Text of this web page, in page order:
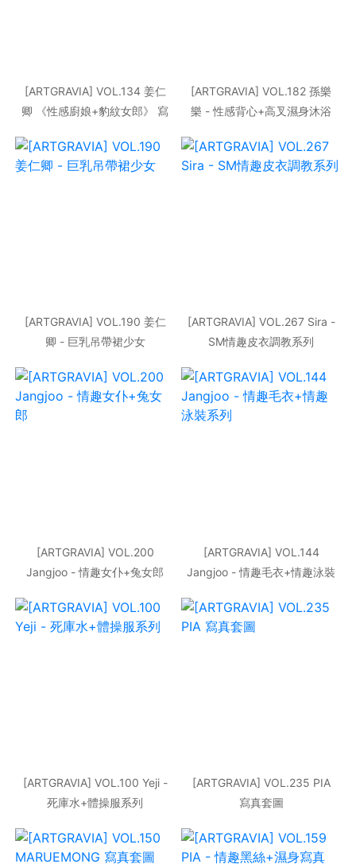
[ARTGRAVIA] VOL.134 姜仁
卿 《性感廚娘+豹紋女郎》 寫
[ARTGRAVIA] VOL.182 孫樂
樂 - 性感背心+高叉濕身沐浴
[ARTGRAVIA] VOL.190 姜仁
卿 - 巨乳吊帶裙少女
[ARTGRAVIA] VOL.267 Sira -
SM情趣皮衣調教系列
[ARTGRAVIA] VOL.200
Jangjoo - 情趣女仆+兔女郎
[ARTGRAVIA] VOL.144
Jangjoo - 情趣毛衣+情趣泳裝
[ARTGRAVIA] VOL.100 Yeji -
死庫水+體操服系列
[ARTGRAVIA] VOL.235 PIA
寫真套圖